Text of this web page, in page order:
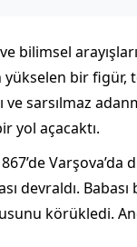
bir
yol açacaktı.
devraldı.
körükledi.